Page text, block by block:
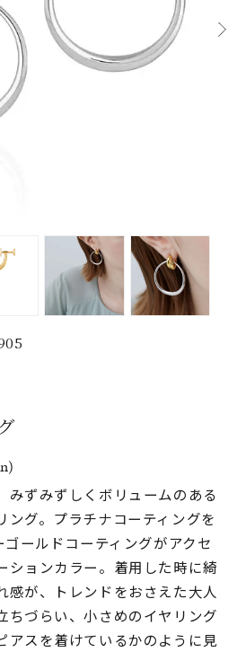
４℃
すべてのジュエリー
みずみずしくボリュームのある
ング。プラチナコーティングを
ールドコーティングがアクセ
ションカラー。着用した時に綺
感が、トレンドをおさえた大人
ちづらい、小さめのイヤリング
アスを着けているかのように見